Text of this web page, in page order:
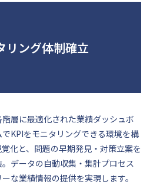
リング体制確立
層に最適化された業績ダッシュボ
KPIをモニタリングできる環境を構
化と、問題の早期発見・対策立案を
データの自動収集・集計プロセス
な業績情報の提供を実現します。